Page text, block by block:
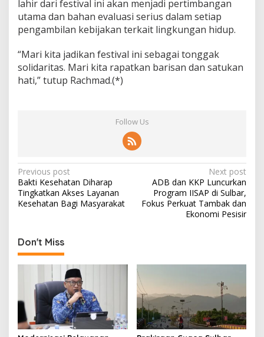
lahir dari festival ini akan menjadi pertimbangan
utama dan bahan evaluasi serius dalam setiap
pengambilan kebijakan terkait lingkungan hidup.
“Mari kita jadikan festival ini sebagai tonggak
solidaritas. Mari kita rapatkan barisan dan satukan
hati,” tutup Rachmad.(*)
Follow Us
P
o
s
n
a
g
a
Previous post
Bakti Kesehatan Diharap
Tingkatkan Akses Layanan
Kesehatan Bagi Masyarakat
Next post
ADB dan KKP Luncurkan
Program IISAP di Sulbar,
Fokus Perkuat Tambak dan
Ekonomi Pesisir
Don't Miss